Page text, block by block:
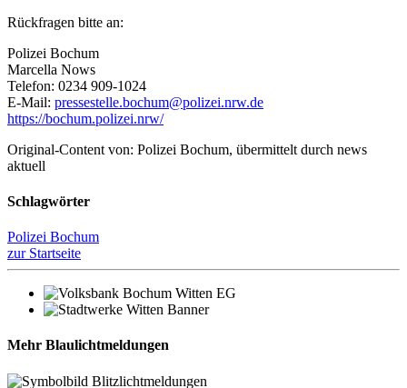
Rückfragen bitte an:
Polizei Bochum
Marcella Nows
Telefon: 0234 909-1024
E-Mail: pressestelle.bochum@polizei.nrw.de
https://bochum.polizei.nrw/
Original-Content von: Polizei Bochum, übermittelt durch news
aktuell
Schlagwörter
Polizei Bochum
zur Startseite
Mehr Blaulichtmeldungen